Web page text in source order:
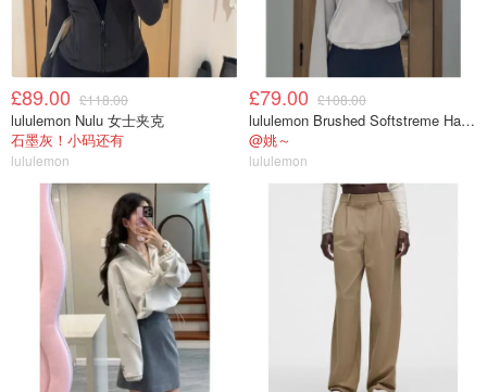
£89.00 £118.00
lululemon Nulu 女士夹克
石墨灰！小码还有
lululemon
£79.00 £108.00
lululemon Brushed Softstreme Half Zip 半拉链上衣
@姚～
lululemon